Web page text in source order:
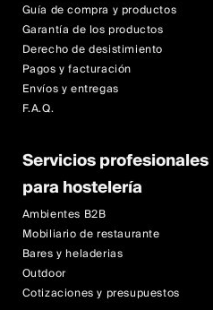
Guía de compra y productos
Garantía de los productos
Derecho de desistimiento
Pagos y facturación
Envíos y entregas
F.A.Q.
Servicios profesionales
para hostelería
Ambientes B2B
Mobiliario de restaurante
Bares y heladerias
Outdoor
Cotizaciones y presupuestos